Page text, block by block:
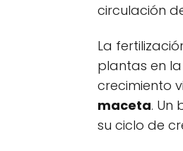
circulación
La
plantas en
crecimiento
maceta. Un
su ciclo de